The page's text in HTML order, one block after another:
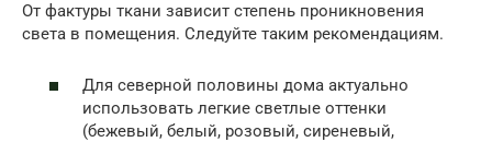
От фактуры ткани зависит степень проникновения
света в помещения. Следуйте таким рекомендациям.
Для северной половины дома актуально
использовать легкие светлые оттенки
(бежевый, белый, розовый, сиреневый,